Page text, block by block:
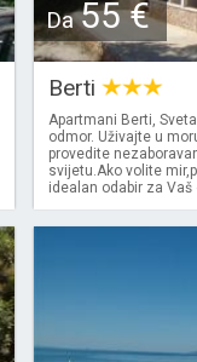
Da55 €
Berti
Apartmani Berti,
odmor. Uživajte u
provedite
svijetu.Ako volite
idealan odabir za Vaš